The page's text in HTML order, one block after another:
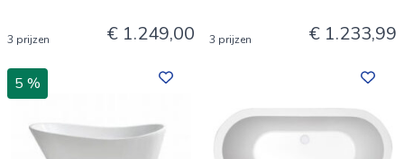
3 prijzen € 1.249,00 3 prijzen € 1.233,99
5 %